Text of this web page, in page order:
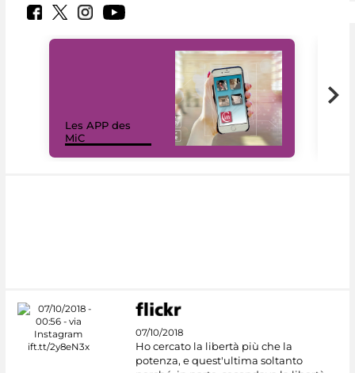
Les APP des
MiC
07/10/2018
Ho cercato la libertà più che la
potenza, e quest'ultima soltanto